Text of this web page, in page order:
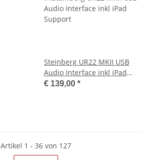
Steinberg UR22 MKII USB
Audio Interface inkl iPad
Support
€ 139,00 *
Artikel 1 - 36 von 127